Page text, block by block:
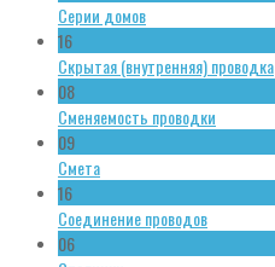
Серии домов
16
Скрытая (внутренняя) проводка
08
Сменяемость проводки
09
Смета
16
Соединение проводов
06